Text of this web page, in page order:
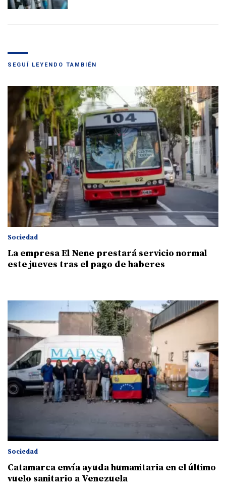
SEGUÍ LEYENDO TAMBIÉN
Sociedad
La empresa El Nene prestará servicio normal
este jueves tras el pago de haberes
Sociedad
Catamarca envía ayuda humanitaria en el último
vuelo sanitario a Venezuela